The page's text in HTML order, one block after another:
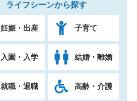
ライフシーンから探す
妊娠・出産 子育て
入園・入学 結婚・離婚
就職・退職 高齢・介護